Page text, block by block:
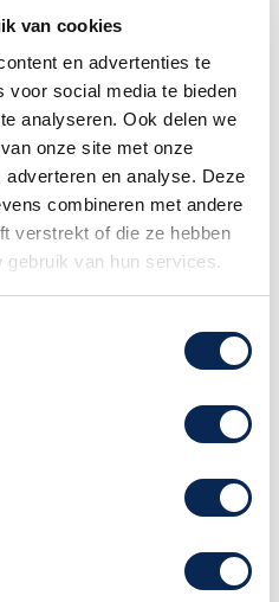
van cookies
en advertenties te
voor social media te bieden
analyseren. Ook delen we
onze site met onze
en analyse. Deze
combineren met andere
verstrekt of die ze hebben
van hun services.
Delicia Favorite III
Diatonische steirische
trekzak
Prijs
€ 699,00
en
nieuwsbrief!
Oké